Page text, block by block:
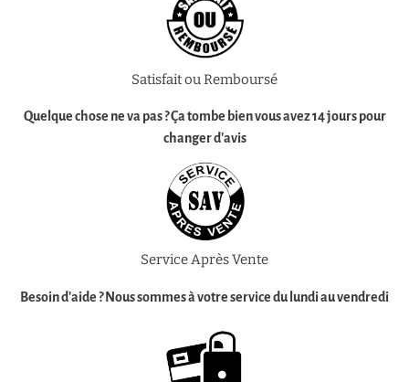
Satisfait ou Remboursé
Quelque chose ne va pas ? Ça tombe bien vous avez14 jours pour
changer d'avis
Service Après Vente
Besoin d'aide ?Nous sommes à votre servicedu lundi au vendredi